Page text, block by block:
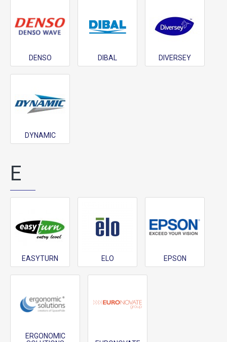
DENSO DIBAL DIVERSEY
DYNAMIC
E
EASYTURN ELO EPSON
ERGONOMIC